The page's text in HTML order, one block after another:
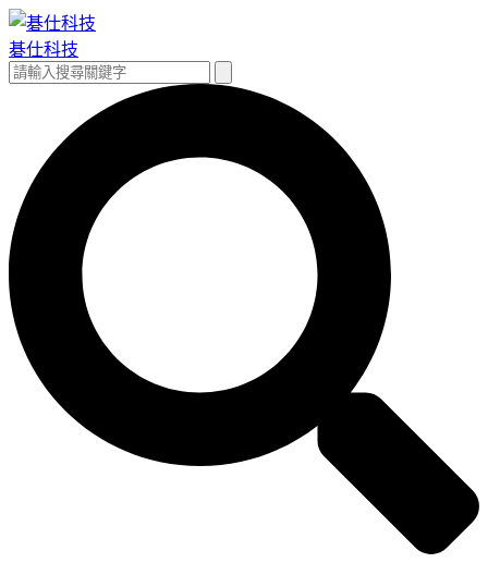
跳
至
主
碁仕科技
搜